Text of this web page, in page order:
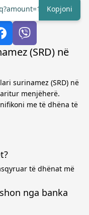
Kopjoni
(SRD) në
surinamez (SRD) në
menjëherë.
me të dhëna të
të dhënat më
nga banka